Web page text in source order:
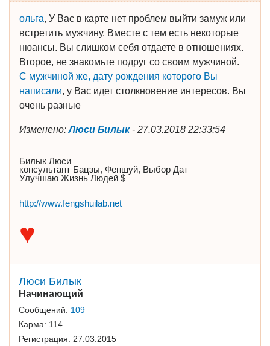
ольга, У Вас в карте нет проблем выйти замуж или
встретить мужчину. Вместе с тем есть некоторые
нюансы. Вы слишком себя отдаете в отношениях.
Второе, не знакомьте подруг со своим мужчиной.
С мужчиной же, дату рождения которого Вы
написали, у Вас идет столкновение интересов. Вы
очень разные
Изменено:Люси Билык- 27.03.2018 22:33:54
Билык Люси
консультант Бацзы, Феншуй, Выбор Дат
Улучшаю Жизнь Людей $
http://www.fengshuilab.net
♥
Люси Билык
Начинающий
Сообщений: 109
Карма: 114
Регистрация: 27.03.2015